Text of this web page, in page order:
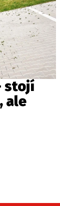
stojí
ale